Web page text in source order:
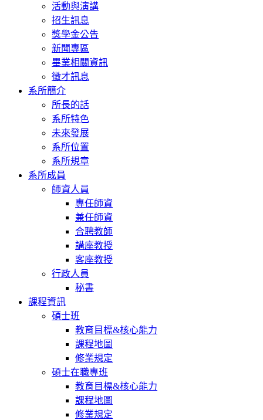
活動與演講
招生訊息
獎學金公告
新聞專區
畢業相關資訊
徵才訊息
系所簡介
所長的話
系所特色
未來發展
系所位置
系所規章
系所成員
師資人員
專任師資
兼任師資
合聘教師
講座教授
客座教授
行政人員
秘書
課程資訊
碩士班
教育目標&核心能力
課程地圖
修業規定
碩士在職專班
教育目標&核心能力
課程地圖
修業規定